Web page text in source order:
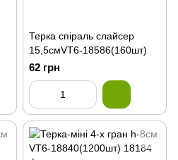
Терка спіраль слайсер
15,5смVT6-18586(160шт)
62 грн